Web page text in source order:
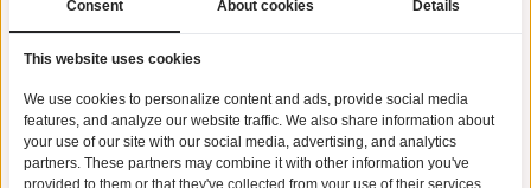
Gerelateerde producten
Consent About cookies Details
This website uses cookies
We use cookies to personalize content and ads, provide social media
features, and analyze our website traffic. We also share information about
your use of our site with our social media, advertising, and analytics
partners. These partners may combine it with other information you've